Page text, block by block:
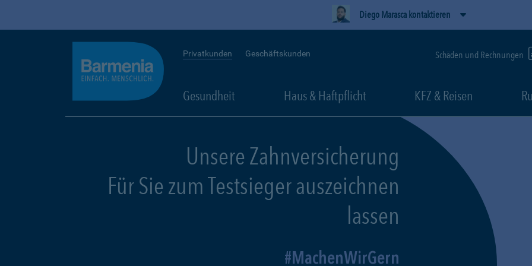
Diego Marasca kontaktieren
Privatkunden Geschäftskunden Schäden und Rechnungen
Gesundheit Haus & Haftpflicht KFZ & Reisen
Unsere Zahnversicherung
Für Sie zum Testsieger auszeichnen
lassen
MachenWirGern